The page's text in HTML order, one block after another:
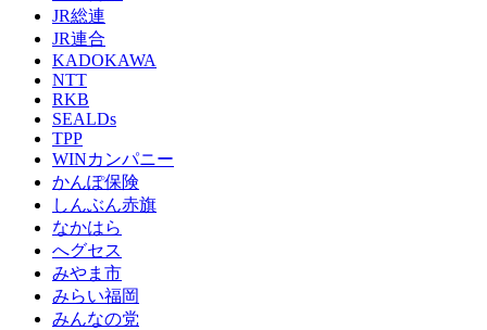
JR総連
JR連合
KADOKAWA
NTT
RKB
SEALDs
TPP
WINカンパニー
かんぽ保険
しんぶん赤旗
なかはら
へグセス
みやま市
みらい福岡
みんなの党